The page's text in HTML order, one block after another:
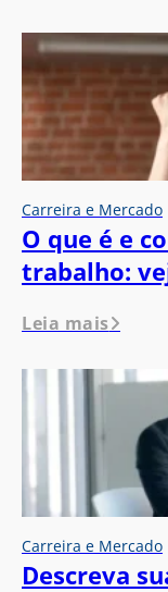
Carreira e Mercado
O que é e
trabalho:
Leia mais
Carreira e Mercado
Descreva